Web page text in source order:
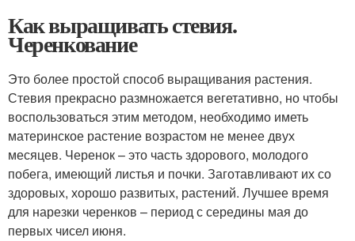
Как выращивать стевия.
Черенкование
Это более простой способ выращивания растения.
Стевия прекрасно размножается вегетативно, но чтобы
воспользоваться этим методом, необходимо иметь
материнское растение возрастом не менее двух
месяцев. Черенок – это часть здорового, молодого
побега, имеющий листья и почки. Заготавливают их со
здоровых, хорошо развитых, растений. Лучшее время
для нарезки черенков – период с середины мая до
первых чисел июня.